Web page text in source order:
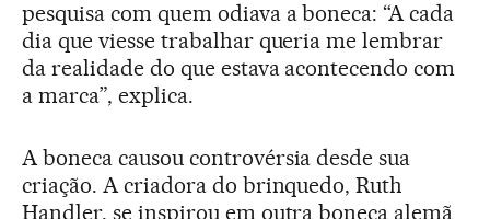
pesquisa com quem odiava a boneca: “A cada
dia que viesse trabalhar queria me lembrar
da realidade do que estava acontecendo com
a marca”, explica.
A boneca causou controvérsia desde sua
criação. A criadora do brinquedo, Ruth
Handler, se inspirou em outra boneca alemã